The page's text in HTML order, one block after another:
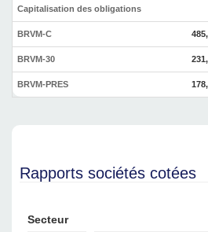
Capitalisation des obligations
BRVM-C
BRVM-30
BRVM-PRES
Rapports sociétés cotées
Secteur